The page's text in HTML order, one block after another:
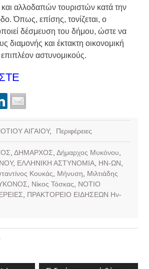
αλλοδαπών τουριστών κατά την
Όπως, επίσης, τονίζεται, ο
δέσμευση του δήμου, ώστε να
διαμονής και έκτακτη οικονομική
αστυνομικούς.
ΑΙΓΑΙΟΥ, Περιφέρειες
ΔΗΜΑΡΧΟΣ Δήμαρχος Μυκόνου
, ΕΛΛΗΝΙΚΗ ΑΣΤΥΝΟΜΙΑ, ΗΝ-ΩΝ
Κουκάς Μήνυση
Μιλτιάδης
Νίκος Τόσκας
ΝΟΤΙΟ
ΠΡΑΚΤΟΡΕΙΟ ΕΙΔΗΣΕΩΝ Ην-